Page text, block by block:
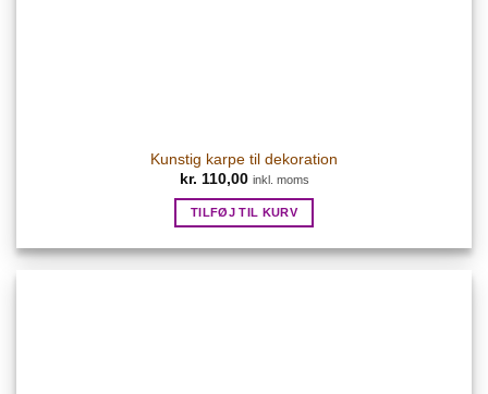
Kunstig karpe til dekoration
kr. 110,00 inkl. moms
TILFØJ TIL KURV